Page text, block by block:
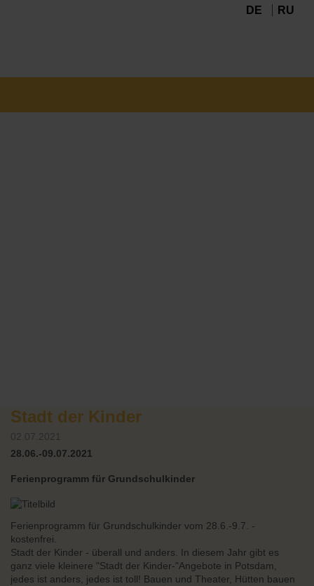
DE RU
Stadt der Kinder
02.07.2021
28.06.-09.07.2021
Ferienprogramm für Grundschulkinder
Ferienprogramm für Grundschulkinder vom 28.6.-9.7. -
kostenfrei.
Stadt der Kinder - überall und anders. In diesem Jahr gibt es
ganz viele kleinere "Stadt der Kinder-"Angebote in Potsdam,
jedes ist anders, jedes ist toll! Bauen und Theater, Hütten bauen